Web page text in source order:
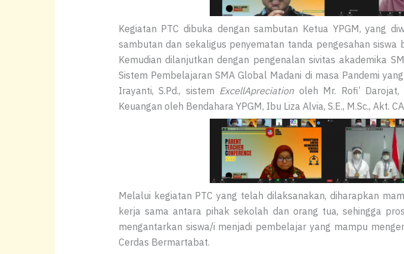
Kegiatan PTC dibuka dengan sambutan Ketua YPGM, yang
sambutan dan sekaligus penyematan tanda pengesahan siswa
Kemudian dilanjutkan dengan pengenalan sivitas akademika
Sistem Pembelajaran SMA Global Madani di masa Pandemi
Irayanti, S.Pd., sistem ExcellApreciationoleh Mr. Rofi’ Darojat,
Keuangan oleh Bendahara YPGM, Ibu Liza Alvia, S.E., M.Sc., Akt.
Melalui kegiatan PTC yang telah dilaksanakan, diharapkan
kerja sama antara pihak sekolah dan orang tua, sehingga
mengantarkan siswa/i menjadi pembelajar yang mampu
Cerdas Bermartabat.